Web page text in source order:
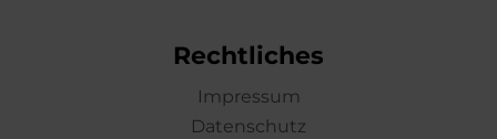
Rechtliches
Impressum
Datenschutz